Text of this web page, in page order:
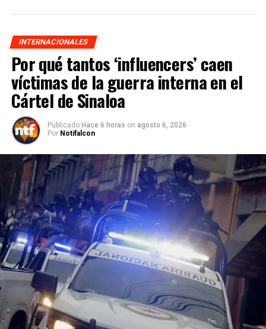
INTERNACIONALES
Por qué tantos ‘influencers’ caen
víctimas de la guerra interna en el
Cártel de Sinaloa
Publicado Hace 6 horas on agosto 6, 2026
Por Notifalcon